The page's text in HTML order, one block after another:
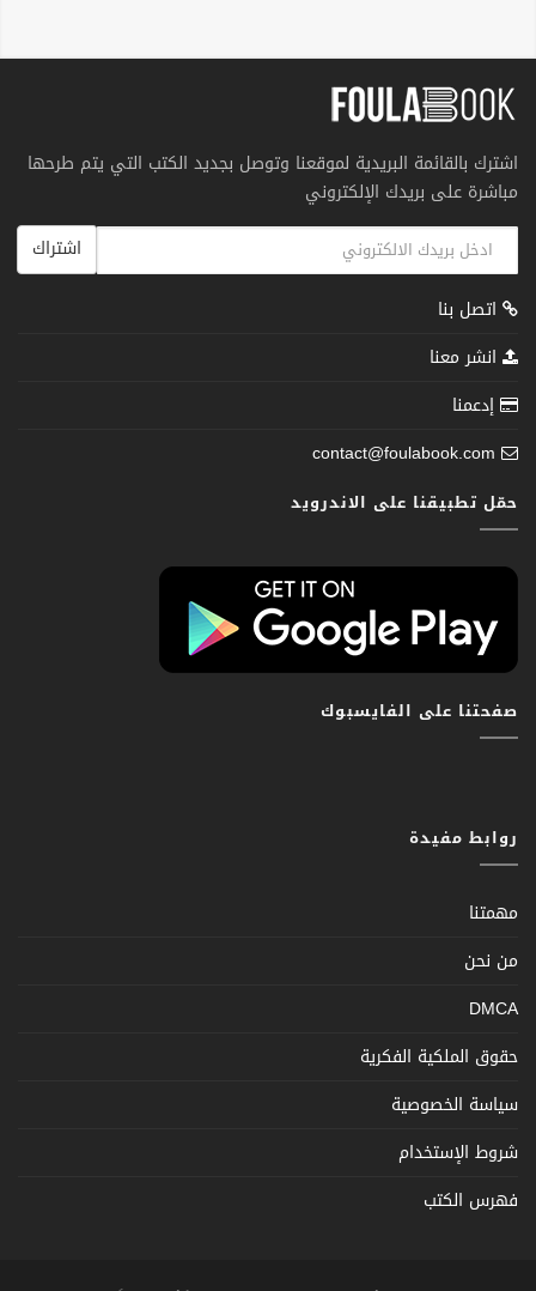
اشترك بالقائمة البريدية لموقعنا وتوصل بجديد الكتب التي يتم طرحها
مباشرة على بريدك الإلكتروني
اشتراك
اتصل بنا
انشر معنا
إدعمنا
contact@foulabook.com
حمّل تطبيقنا على الاندرويد
صفحتنا على الفايسبوك
روابط مفيدة
مهمتنا
من نحن
DMCA
حقوق الملكية الفكرية
سياسة الخصوصية
شروط الإستخدام
فهرس الكتب